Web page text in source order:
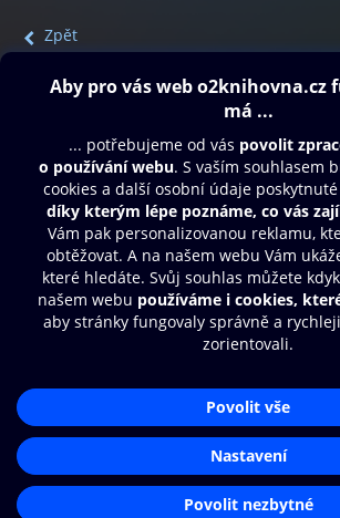
Zpět
Obsah ke stažení
Moje O2 Knihovna
Další zábava
© O2 Czech Republic a.s.
Přístupnost
Zásady zpracování osobních údajů
Nastavení cookies
Aplikace O2
Čti a poslouchej
audioknihy